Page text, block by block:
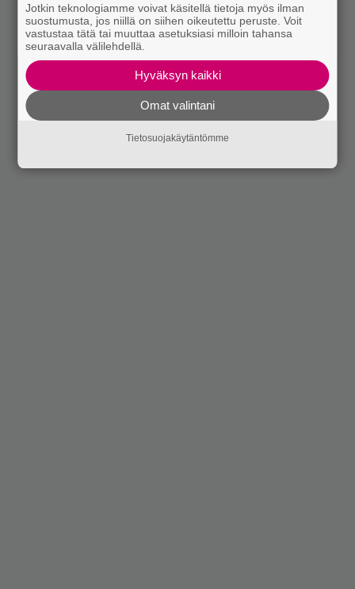
Jotkin teknologiamme voivat käsitellä tietoja myös ilman
suostumusta, jos niillä on siihen oikeutettu peruste. Voit
vastustaa tätä tai muuttaa asetuksiasi milloin tahansa
seuraavalla välilehdellä.
Hyväksyn kaikki
Omat valintani
Tietosuojakäytäntömme